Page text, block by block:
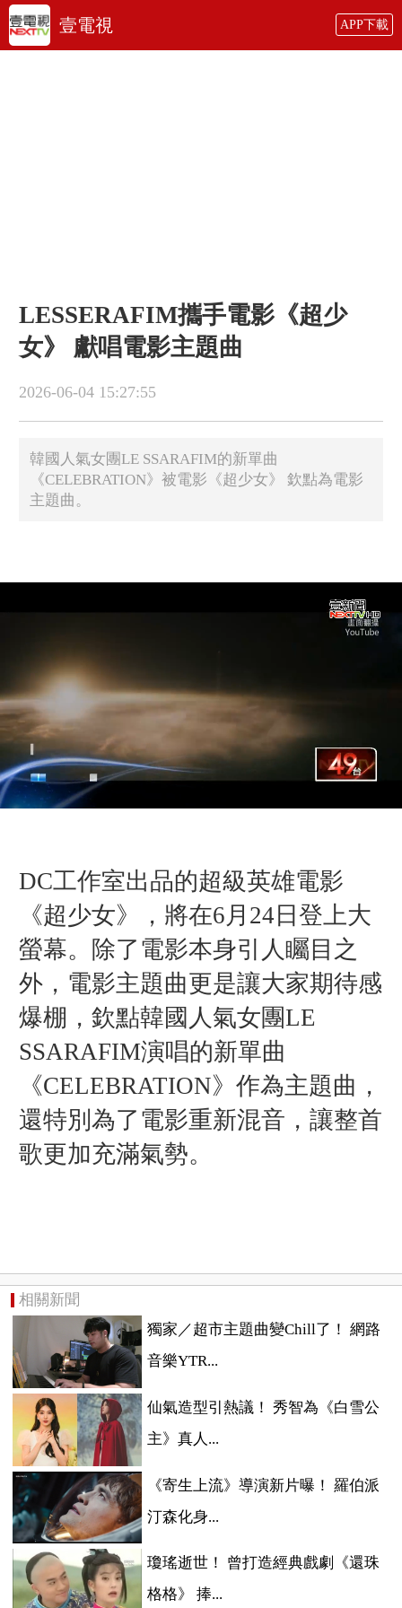
壹電視 APP下載
LESSERAFIM攜手電影《超少
女》 獻唱電影主題曲
2026-06-04 15:27:55
韓國人氣女團LE SSARAFIM的新單曲
《CELEBRATION》被電影《超少女》 欽點為電影
主題曲。
DC工作室出品的超級英雄電影
《超少女》，將在6月24日登上大
螢幕。除了電影本身引人矚目之
外，電影主題曲更是讓大家期待感
爆棚，欽點韓國人氣女團LE
SSARAFIM演唱的新單曲
《CELEBRATION》作為主題曲，
還特別為了電影重新混音，讓整首
歌更加充滿氣勢。
相關新聞
獨家／超市主題曲變Chill了！ 網路
音樂YTR...
仙氣造型引熱議！ 秀智為《白雪公
主》真人...
《寄生上流》導演新片曝！ 羅伯派
汀森化身...
瓊瑤逝世！ 曾打造經典戲劇《還珠
格格》 捧...